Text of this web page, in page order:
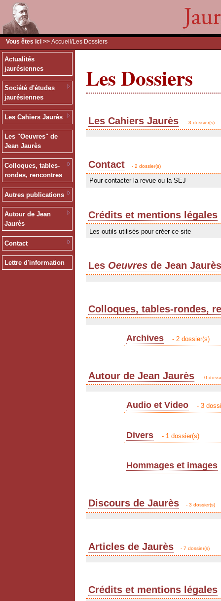
Vous êtes ici >> Accueil /Les Dossiers
Actualités
jaurésiennes
Société d'études
jaurésiennes
Les Cahiers Jaurès
Les "Oeuvres" de
Jean Jaurès
Colloques, tables-
rondes, rencontres
Autres publications
Autour de Jean
Jaurès
Contact
Lettre d'information
Les Dossiers
Les Cahiers Jaurès - 3 dossier(s)
Contact - 2 dossier(s)
Pour contacter la revue ou la SEJ
Crédits et mentions légales
Les outils utilisés pour créer ce site
Les Oeuvres de Jean
Colloques, tables-rondes,
Archives - 2 dossier(s)
Autour de Jean Jaurès - 0
Audio et Video - 3
Divers - 1 dossier(s)
Hommages et images
Discours de Jaurès - 3 dossier(s)
Articles de Jaurès - 7 dossier(s)
Crédits et mentions légales